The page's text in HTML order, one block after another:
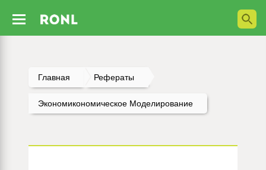
Главная Рефераты
Экономикономическое Моделирование